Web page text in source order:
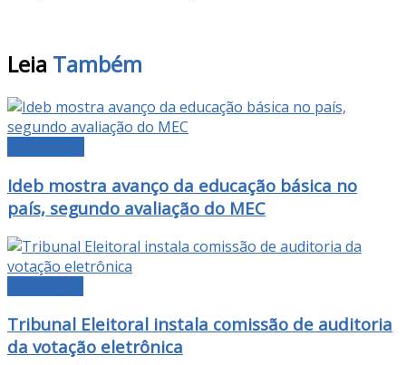
Leia Também
Ideb mostra avanço da educação básica no
país, segundo avaliação do MEC
Tribunal Eleitoral instala comissão de auditoria
da votação eletrônica